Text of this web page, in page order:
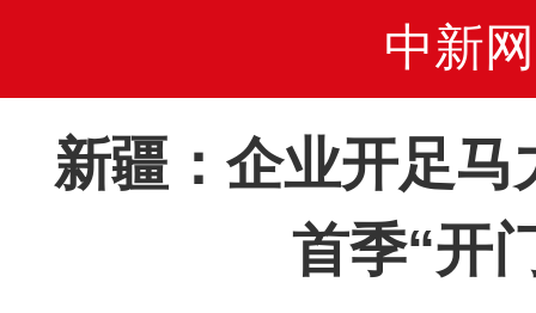
中新网
新疆：企业开足马
首季“开